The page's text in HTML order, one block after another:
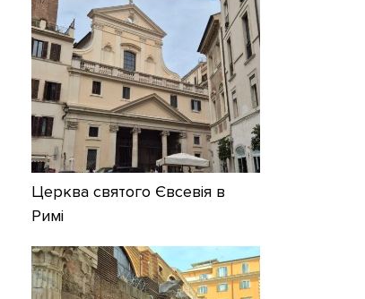
Церква святого Євсевія в
Римі